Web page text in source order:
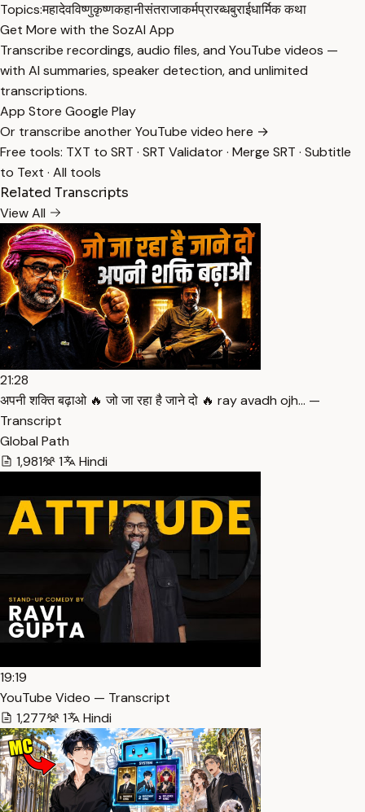
Topics:महादेवविष्णुकृष्णकहानीसंतराजाकर्मप्रारब्धबुराईधार्मिक कथा
Get More with the SozAI App
Transcribe recordings, audio files, and YouTube videos —
with AI summaries, speaker detection, and unlimited
transcriptions.
App Store Google Play
Or transcribe another YouTube video here →
Free tools: TXT to SRT · SRT Validator· Merge SRT · Subtitle
to Text · All tools
Related Transcripts
View All
21:28
अपनी शक्ति बढ़ाओ 🔥 जो जा रहा है जाने दो 🔥 ray avadh ojh… —
Transcript
Global Path
1,981
1 Hindi
19:19
YouTube Video — Transcript
1,277
1 Hindi